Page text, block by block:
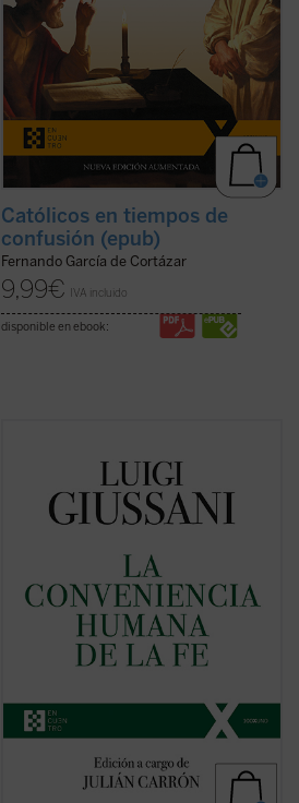
Católicos en tiempos de
confusión (epub)
Fernando García de Cortázar
9,99€ IVA incluido
disponible en ebook:
de don Luigi Giussani en los Ejercicios
espirituales de la Fraternidad de
Comunión y Liberación celebrados entre
1985 y 1987 y los diálogos que éstas
En sus páginas se lanza un ...